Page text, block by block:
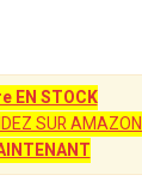
EN STOCK
SUR AMAZON